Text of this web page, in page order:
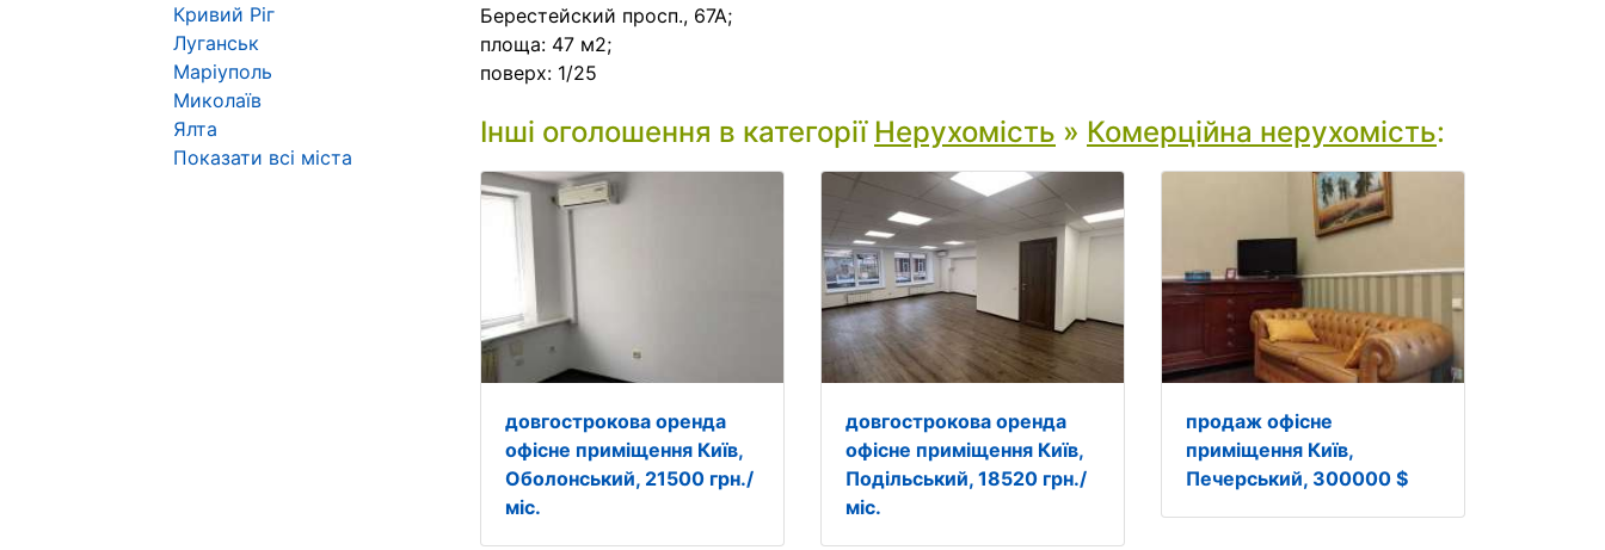
Берестейский просп., 67А;
площа: 47 м2;
поверх: 1/25
Інші оголошення в категорії Нерухомість » Комерційна нерухомість:
довгострокова оренда
офісне приміщення Київ,
Оболонський, 21500 грн./
міс.
довгострокова оренда
офісне приміщення Київ,
Подільський, 18520 грн./
міс.
продаж офісне
приміщення Київ,
Печерський, 300000 $
Кривий Ріг
Луганськ
Маріуполь
Миколаїв
Ялта
Показати всі міста